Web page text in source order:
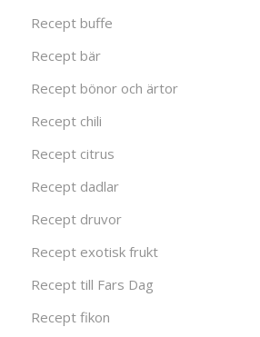
Recept buffe
Recept bär
Recept bönor och ärtor
Recept chili
Recept citrus
Recept dadlar
Recept druvor
Recept exotisk frukt
Recept till Fars Dag
Recept fikon